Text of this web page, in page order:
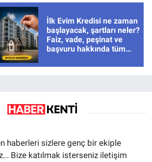
İlk Evim Kredisi ne zaman
başlayacak, şartları neler?
Faiz, vade, peşinat ve
başvuru hakkında tüm
haberleri sizlere genç bir ekiple
Bize katılmak isterseniz iletişim